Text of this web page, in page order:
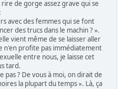
de gorge assez grave qui se
avec des femmes qui se font
des trucs dans le machin ? ».
vient même de se laisser aller
n'en profite pas immédiatement
entre nous, je laisse cet
tard.
pas ? De vous à moi, on dirait de
la plupart du temps ». Là, ça